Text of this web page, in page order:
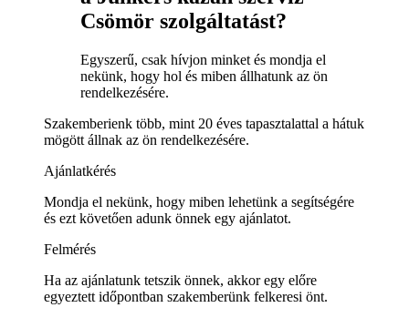
Csömör szolgáltatást?
Egyszerű, csak hívjon minket és mondja el
nekünk, hogy hol és miben állhatunk az ön
rendelkezésére.
Szakemberienk több, mint 20 éves tapasztalattal a hátuk
mögött állnak az ön rendelkezésére.
Ajánlatkérés
Mondja el nekünk, hogy miben lehetünk a segítségére
és ezt követően adunk önnek egy ajánlatot.
Felmérés
Ha az ajánlatunk tetszik önnek, akkor egy előre
egyeztett időpontban szakemberünk felkeresi önt.